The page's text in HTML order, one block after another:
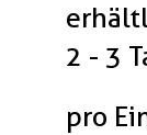
2 - 3
pro